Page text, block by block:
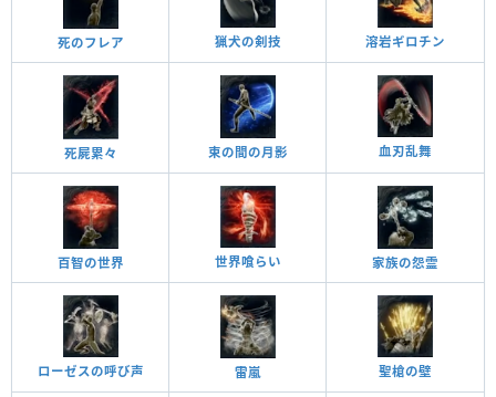
死のフレア 猟犬の剣技 溶岩ギロチン
死屍累々 束の間の月影 血刃乱舞
百智の世界 世界喰らい 家族の怨霊
ローゼスの呼び声 雷嵐 聖槍の壁